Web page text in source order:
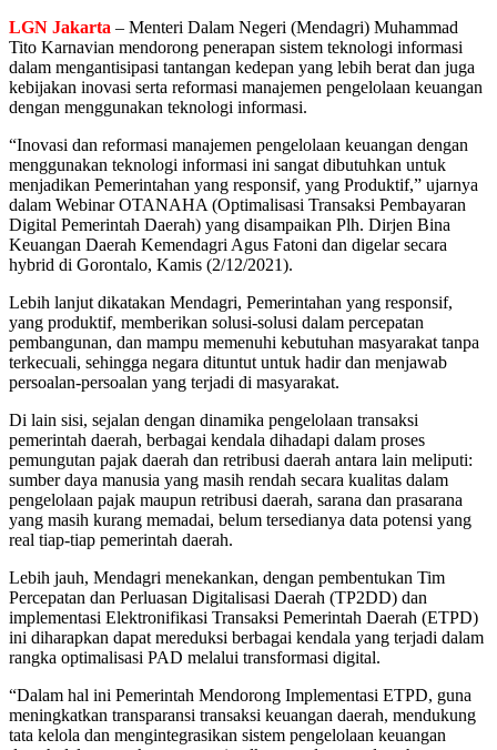
LGN Jakarta – Menteri Dalam Negeri (Mendagri) Muhammad
Tito Karnavian mendorong penerapan sistem teknologi informasi
dalam mengantisipasi tantangan kedepan yang lebih berat dan juga
kebijakan inovasi serta reformasi manajemen pengelolaan keuangan
dengan menggunakan teknologi informasi.
“Inovasi dan reformasi manajemen pengelolaan keuangan dengan
menggunakan teknologi informasi ini sangat dibutuhkan untuk
menjadikan Pemerintahan yang responsif, yang Produktif,” ujarnya
dalam Webinar OTANAHA (Optimalisasi Transaksi Pembayaran
Digital Pemerintah Daerah) yang disampaikan Plh. Dirjen Bina
Keuangan Daerah Kemendagri Agus Fatoni dan digelar secara
hybrid di Gorontalo, Kamis (2/12/2021).
Lebih lanjut dikatakan Mendagri, Pemerintahan yang responsif,
yang produktif, memberikan solusi-solusi dalam percepatan
pembangunan, dan mampu memenuhi kebutuhan masyarakat tanpa
terkecuali, sehingga negara dituntut untuk hadir dan menjawab
persoalan-persoalan yang terjadi di masyarakat.
Di lain sisi, sejalan dengan dinamika pengelolaan transaksi
pemerintah daerah, berbagai kendala dihadapi dalam proses
pemungutan pajak daerah dan retribusi daerah antara lain meliputi:
sumber daya manusia yang masih rendah secara kualitas dalam
pengelolaan pajak maupun retribusi daerah, sarana dan prasarana
yang masih kurang memadai, belum tersedianya data potensi yang
real tiap-tiap pemerintah daerah.
Lebih jauh, Mendagri menekankan, dengan pembentukan Tim
Percepatan dan Perluasan Digitalisasi Daerah (TP2DD) dan
implementasi Elektronifikasi Transaksi Pemerintah Daerah (ETPD)
ini diharapkan dapat mereduksi berbagai kendala yang terjadi dalam
rangka optimalisasi PAD melalui transformasi digital.
“Dalam hal ini Pemerintah Mendorong Implementasi ETPD, guna
meningkatkan transparansi transaksi keuangan daerah, mendukung
tata kelola dan mengintegrasikan sistem pengelolaan keuangan